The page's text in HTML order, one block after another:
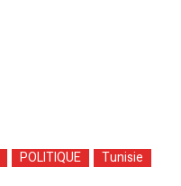
POLITIQUE Tunisie